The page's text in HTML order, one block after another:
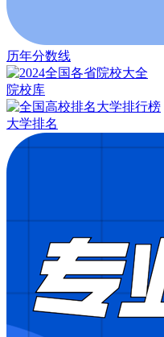
历年分数线
院校库
大学排名